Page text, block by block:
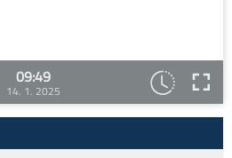
09:49
14. 1. 2025